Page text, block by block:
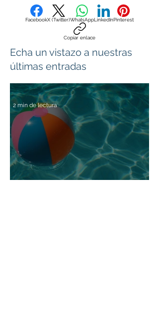
FacebookX (Twitter)WhatsAppLinkedInPinterest
Copiar enlace
Echa un vistazo a nuestras
últimas entradas
2 min de lectura